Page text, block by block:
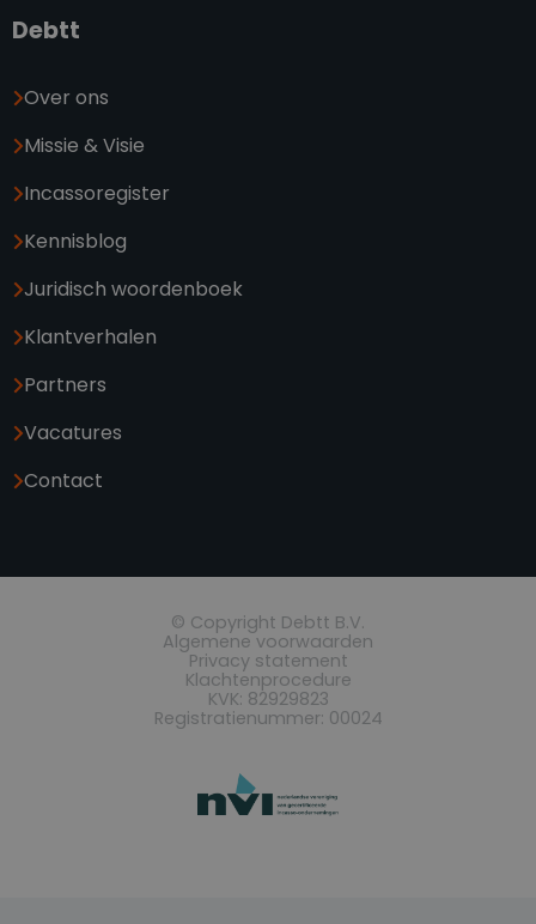
Debtt
Over ons
Missie & Visie
Incassoregister
Kennisblog
Juridisch woordenboek
Klantverhalen
Partners
Vacatures
Contact
© Copyright Debtt B.V.
Algemene voorwaarden
Privacy statement
Klachtenprocedure
KVK: 82929823
Registratienummer: 00024